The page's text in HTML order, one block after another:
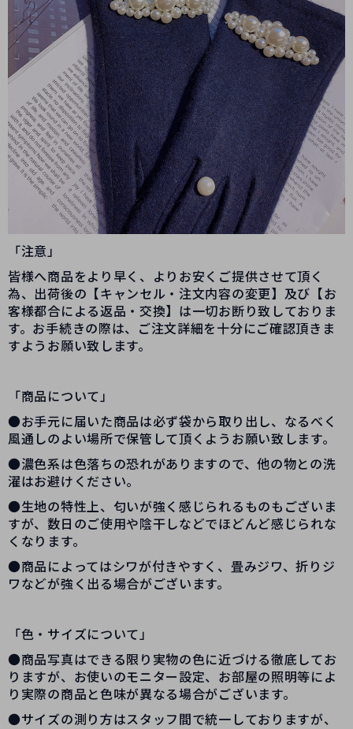
「注意」
皆様へ商品をより早く、よりお安くご提供させて頂く
為、出荷後の【キャンセル・注文内容の変更】及び【お
客様都合による返品・交換】は一切お断り致しておりま
す。お手続きの際は、ご注文詳細を十分にご確認頂きま
すようお願い致します。
「商品について」
●お手元に届いた商品は必ず袋から取り出し、なるべく
風通しのよい場所で保管して頂くようお願い致します。
●濃色系は色落ちの恐れがありますので、他の物との洗
濯はお避けください。
●生地の特性上、匂いが強く感じられるものもございま
すが、数日のご使用や陰干しなどでほどんど感じられな
くなります。
●商品によってはシワが付きやすく、畳みジワ、折りジ
ワなどが強く出る場合がございます。
「色・サイズについて」
●商品写真はできる限り実物の色に近づける徹底してお
りますが、お使いのモニター設定、お部屋の照明等によ
り実際の商品と色味が異なる場合がございます。
●サイズの測り方はスタッフ間で統一しておりますが、